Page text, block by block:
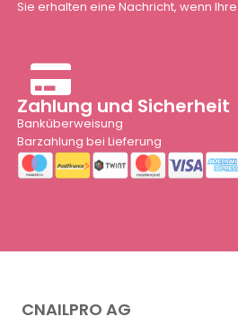
Sie erhalten eine Nachricht, wenn
Zahlung und Sicherheit
Banküberweisung
Barzahlung bei Lieferung
CNAILPRO AG